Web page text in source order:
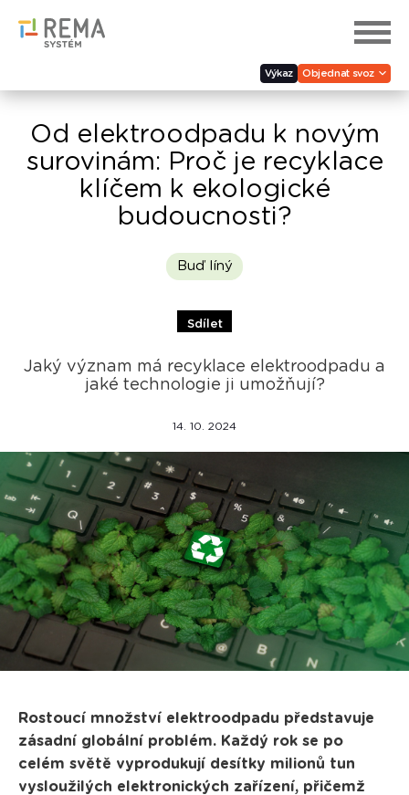
Výkaz Objednat svoz
Od elektroodpadu k novým
surovinám: Proč je recyklace
klíčem k ekologické
budoucnosti?
Buď líný
Sdílet
Jaký význam má recyklace elektroodpadu a
jaké technologie ji umožňují?
14. 10. 2024
Rostoucí množství elektroodpadu představuje
zásadní globální problém. Každý rok se po
celém světě vyprodukují desítky milionů tun
vysloužilých elektronických zařízení, přičemž